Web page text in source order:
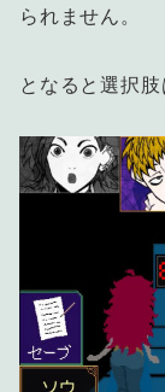
られません。
となると選択肢